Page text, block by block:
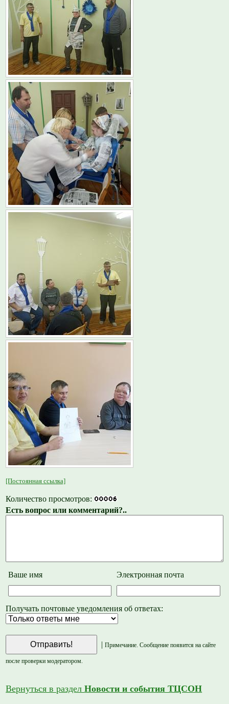
[Постоянная ссылка]
Количество просмотров:
Есть вопрос или комментарий?..
Ваше имя Электронная почта
Получать почтовые уведомления об ответах:
| Примечание. Сообщение появится на сайте
после проверки модератором.
Вернуться в разделНовости и события ТЦСОН